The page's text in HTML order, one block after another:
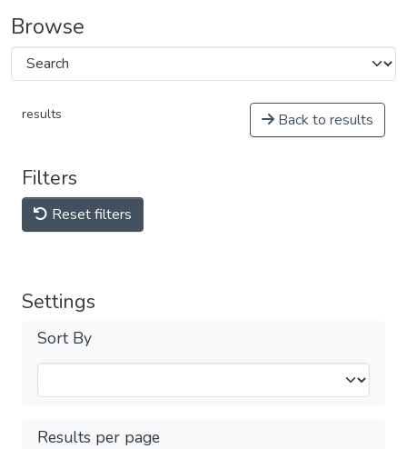
Browse
results Back to results
Filters
Reset filters
Settings
Sort By
Results per page